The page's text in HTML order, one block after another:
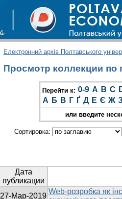
Електронний архів Полтавського
Просмотр коллекции по
Перейти к: 0-9 A B C
А Б В Г Ґ Д Е Є Ж
или введите
Сортировка:
Дата
публикации
27-Мар-2019
Web-розробка як